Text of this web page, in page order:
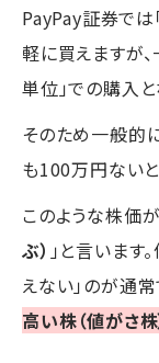
PayPay証券では
軽に買えますが
単位」での購入
そのため一般的
も100万円ないと
このような株価
ぶ） 」と言います
えない」のが通
高い株（値がさ